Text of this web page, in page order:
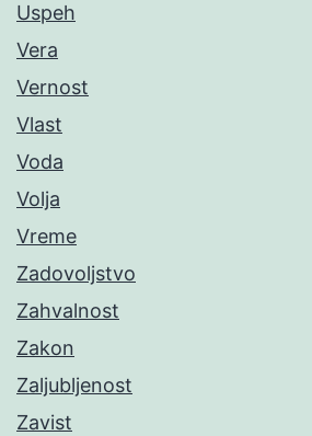
Uspeh
Vera
Vernost
Vlast
Voda
Volja
Vreme
Zadovoljstvo
Zahvalnost
Zakon
Zaljubljenost
Zavist